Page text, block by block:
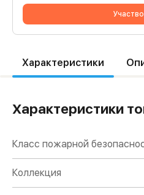
Характеристики
Характеристики
Класс пожарной
Коллекция